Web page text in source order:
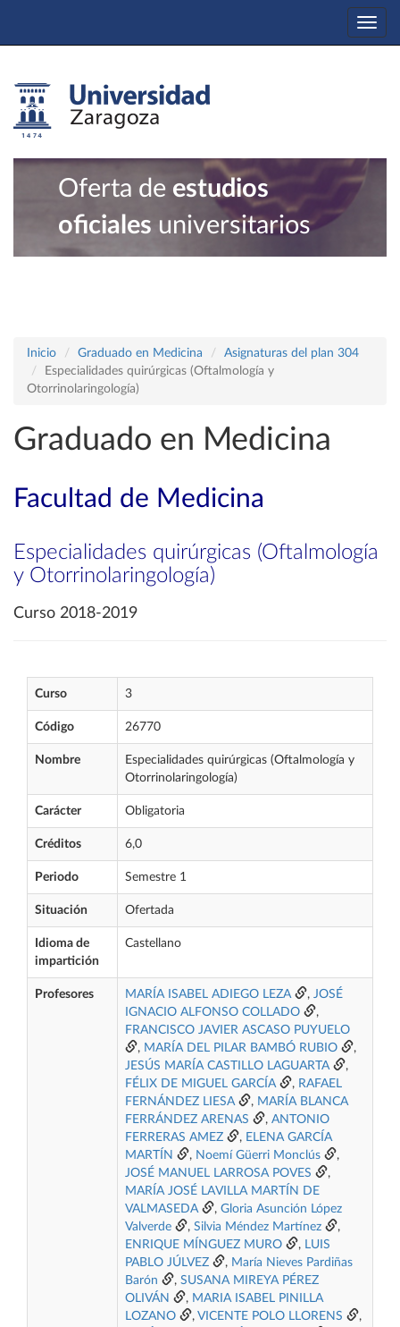
Oferta de estudios
oficiales universitarios
Inicio Graduado en Medicina
Asignaturas del plan 304
Especialidades quirúrgicas (Oftalmología y
Otorrinolaringología)
Graduado en Medicina
Facultad de Medicina
Especialidades quirúrgicas (Oftalmología
y Otorrinolaringología)
Curso 2018-2019
Curso 3
Código 26770
Nombre
Especialidades quirúrgicas (Oftalmología y
Otorrinolaringología)
Carácter Obligatoria
Créditos 6,0
Periodo Semestre 1
Situación Ofertada
Idioma de
impartición
Castellano
Profesores MARÍA ISABEL ADIEGO LEZA , JOSÉ
IGNACIO ALFONSO COLLADO
,
FRANCISCO JAVIER ASCASO PUYUELO
, MARÍA DEL PILAR BAMBÓ RUBIO
,
JESÚS MARÍA CASTILLO LAGUARTA
,
FÉLIX DE MIGUEL GARCÍA
, RAFAEL
FERNÁNDEZ LIESA
, MARÍA BLANCA
FERRÁNDEZ ARENAS
, ANTONIO
FERRERAS AMEZ
, ELENA GARCÍA
MARTÍN
, Noemí Güerri Monclús
,
JOSÉ MANUEL LARROSA POVES
,
MARÍA JOSÉ LAVILLA MARTÍN DE
VALMASEDA
, Gloria Asunción López
Valverde
, Silvia Méndez Martínez
,
ENRIQUE MÍNGUEZ MURO
, LUIS
PABLO JÚLVEZ
, María Nieves Pardiñas
Barón
, SUSANA MIREYA PÉREZ
OLIVÁN
, MARIA ISABEL PINILLA
LOZANO
, VICENTE POLO LLORENS
,